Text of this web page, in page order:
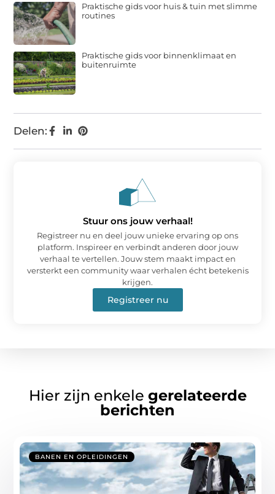
Delen:
Praktische gids voor huis & tuin met slimme
routines
Praktische gids voor binnenklimaat en
buitenruimte
Stuur ons jouw verhaal!
Registreer nu en deel jouw unieke ervaring op ons
platform. Inspireer en verbindt anderen door jouw
verhaal te vertellen. Jouw stem maakt impact en
versterkt een community waar verhalen écht betekenis
krijgen.
Registreer nu
Hier zijn enkele gerelateerde
berichten
BANEN EN OPLEIDINGEN